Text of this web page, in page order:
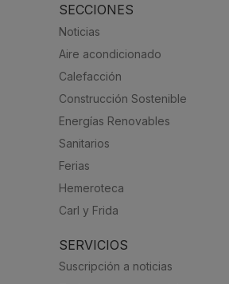
SECCIONES
Noticias
Aire acondicionado
Calefacción
Construcción Sostenible
Energías Renovables
Sanitarios
Ferias
Hemeroteca
Carl y Frida
SERVICIOS
Suscripción a noticias